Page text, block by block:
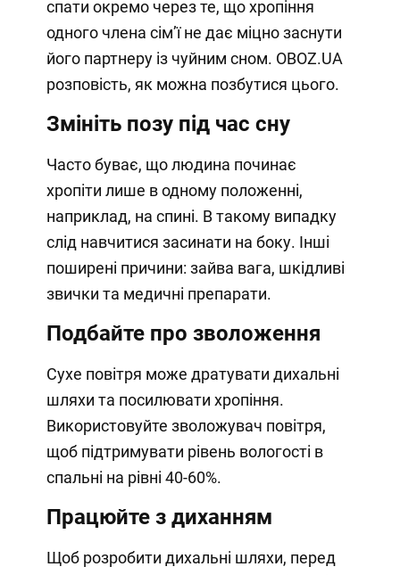
спати окремо через те, що хропіння
одного члена сімʼї не дає міцно заснути
його партнеру із чуйним сном. OBOZ.UA
розповість, як можна позбутися цього.
Змініть позу під час сну
Часто буває, що людина починає
хропіти лише в одному положенні,
наприклад, на спині. В такому випадку
слід навчитися засинати на боку. Інші
поширені причини: зайва вага, шкідливі
звички та медичні препарати.
Подбайте про зволоження
Сухе повітря може дратувати дихальні
шляхи та посилювати хропіння.
Використовуйте зволожувач повітря,
щоб підтримувати рівень вологості в
спальні на рівні 40-60%.
Працюйте з диханням
Щоб розробити дихальні шляхи, перед